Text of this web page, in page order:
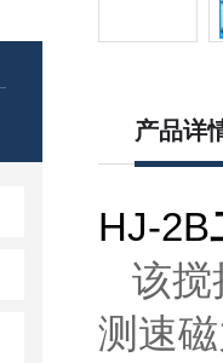
产品详
HJ-2B
该搅
测速